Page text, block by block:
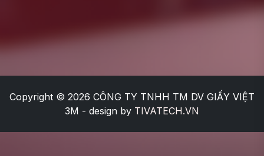
Copyright © 2026 CÔNG TY TNHH TM DV GIẤY VIỆT
3M - design by TIVATECH.VN